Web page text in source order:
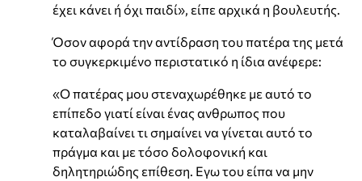
έχει κάνει ή όχι παιδί», είπε αρχικά η βουλευτής.
Όσον αφορά την αντίδραση του πατέρα της μετά
το συγκερκιμένο περιστατικό η ίδια ανέφερε:
«Ο πατέρας μου στεναχωρέθηκε με αυτό το
επίπεδο γιατί είναι ένας ανθρωπος που
καταλαβαίνει τι σημαίνει να γίνεται αυτό το
πράγμα και με τόσο δολοφονική και
δηλητηριώδης επίθεση. Εγω του είπα να μην